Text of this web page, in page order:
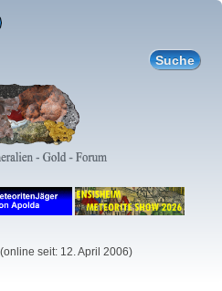
seit: 12. April 2006)